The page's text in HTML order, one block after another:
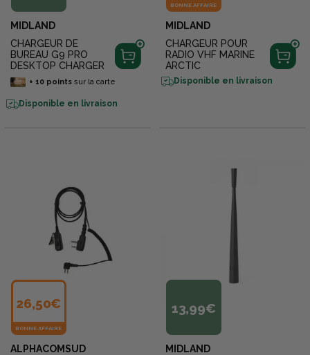
MIDLAND
CHARGEUR DE
BUREAU G9 PRO
DESKTOP CHARGER
+ 10pointssur la carte
Disponible en livraison
BONNE AFFAIRE
MIDLAND
CHARGEUR POUR
RADIO VHF MARINE
ARCTIC
Disponible en livraison
26,50€
BONNE AFFAIRE
ALPHACOMSUD
13,99€
MIDLAND